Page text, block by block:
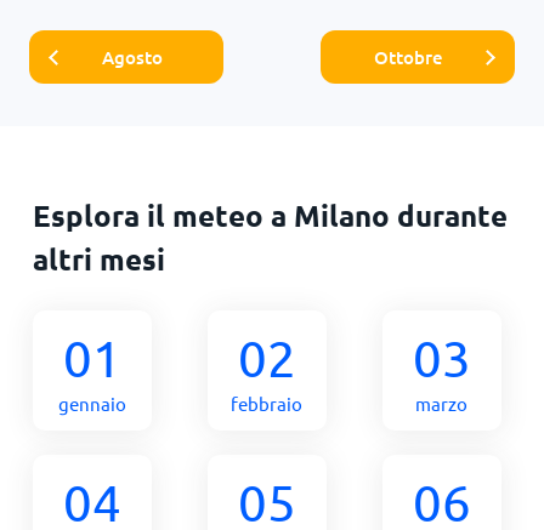
Agosto Ottobre
Esplora il meteo a Milano durante
altri mesi
01
gennaio
02
febbraio
03
marzo
04 05 06